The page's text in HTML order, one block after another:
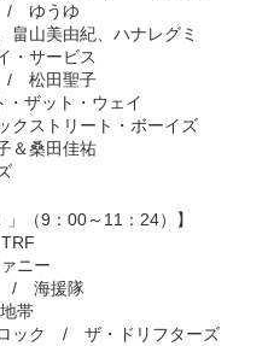
/ ゆうゆ
山美由紀、ハナレグミ
サービス
/ 松田聖子
ザット・ウェイ
・ボーイズ
桑田佳祐
」（9：00～11：24）】
ニー
/ 海援隊
帯
ック / ザ・ドリフターズ